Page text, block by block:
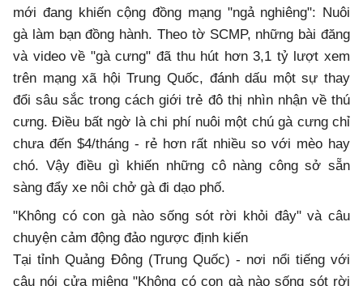
mới đang khiến cộng đồng mạng "ngả nghiêng": Nuôi
gà làm bạn đồng hành. Theo tờ SCMP, những bài đăng
và video về "gà cưng" đã thu hút hơn 3,1 tỷ lượt xem
trên mạng xã hội Trung Quốc, đánh dấu một sự thay
đổi sâu sắc trong cách giới trẻ đô thị nhìn nhận về thú
cưng. Điều bất ngờ là chi phí nuôi một chú gà cưng chỉ
chưa đến $4/tháng - rẻ hơn rất nhiều so với mèo hay
chó. Vậy điều gì khiến những cô nàng công sở sẵn
sàng đẩy xe nôi chở gà đi dạo phố.
"Không có con gà nào sống sót rời khỏi đây" và câu
chuyện cảm động đảo ngược định kiến
Tại tỉnh Quảng Đông (Trung Quốc) - nơi nổi tiếng với
câu nói cửa miệng "Không có con gà nào sống sót rời